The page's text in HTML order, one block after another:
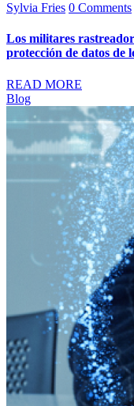
Sylvia Fries 0 Comments
Los militares
protección de datos de
READ MORE
Blog